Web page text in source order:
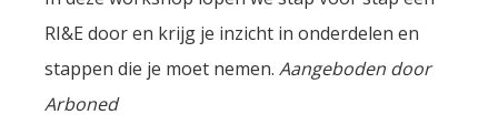
RI&E door en krijg je inzicht in onderdelen en
stappen die je moet nemen. Aangeboden door
Arboned